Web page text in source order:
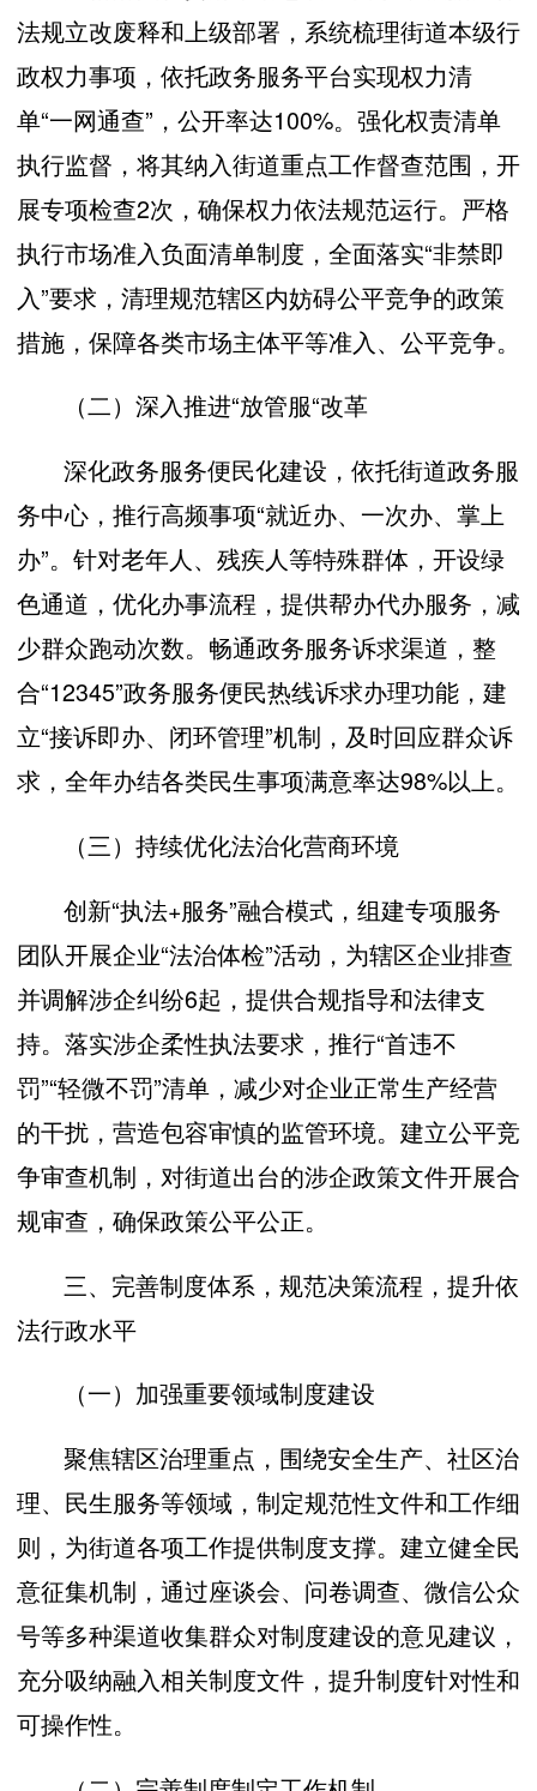
法规立改废释和上级部署，系统梳理街道本级行
政权力事项，依托政务服务平台实现权力清
单“一网通查”，公开率达100%。强化权责清单
执行监督，将其纳入街道重点工作督查范围，开
展专项检查2次，确保权力依法规范运行。严格
执行市场准入负面清单制度，全面落实“非禁即
入”要求，清理规范辖区内妨碍公平竞争的政策
措施，保障各类市场主体平等准入、公平竞争。
（二）深入推进“放管服“改革
深化政务服务便民化建设，依托街道政务服
务中心，推行高频事项“就近办、一次办、掌上
办”。针对老年人、残疾人等特殊群体，开设绿
色通道，优化办事流程，提供帮办代办服务，减
少群众跑动次数。畅通政务服务诉求渠道，整
合“12345”政务服务便民热线诉求办理功能，建
立“接诉即办、闭环管理”机制，及时回应群众诉
求，全年办结各类民生事项满意率达98%以上。
（三）持续优化法治化营商环境
创新“执法+服务”融合模式，组建专项服务
团队开展企业“法治体检”活动，为辖区企业排查
并调解涉企纠纷6起，提供合规指导和法律支
持。落实涉企柔性执法要求，推行“首违不
罚”“轻微不罚”清单，减少对企业正常生产经营
的干扰，营造包容审慎的监管环境。建立公平竞
争审查机制，对街道出台的涉企政策文件开展合
规审查，确保政策公平公正。
三、完善制度体系，规范决策流程，提升依
法行政水平
（一）加强重要领域制度建设
聚焦辖区治理重点，围绕安全生产、社区治
理、民生服务等领域，制定规范性文件和工作细
则，为街道各项工作提供制度支撑。建立健全民
意征集机制，通过座谈会、问卷调查、微信公众
号等多种渠道收集群众对制度建设的意见建议，
充分吸纳融入相关制度文件，提升制度针对性和
可操作性。